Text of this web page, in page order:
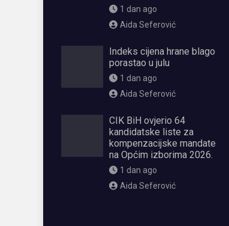
1 dan ago
Aida Seferović
Indeks cijena hrane blago
porastao u julu
1 dan ago
Aida Seferović
CIK BiH ovjerio 64
kandidatske liste za
kompenzacijske mandate
na Općim izborima 2026.
1 dan ago
Aida Seferović